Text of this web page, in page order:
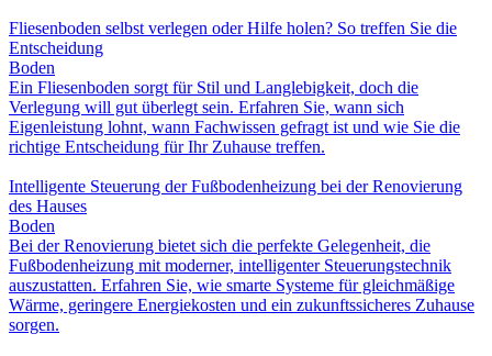
Fliesenboden selbst verlegen oder Hilfe holen? So treffen Sie die
Entscheidung
Boden
Ein Fliesenboden sorgt für Stil und Langlebigkeit, doch die
Verlegung will gut überlegt sein. Erfahren Sie, wann sich
Eigenleistung lohnt, wann Fachwissen gefragt ist und wie Sie die
richtige Entscheidung für Ihr Zuhause treffen.
Intelligente Steuerung der Fußbodenheizung bei der Renovierung
des Hauses
Boden
Bei der Renovierung bietet sich die perfekte Gelegenheit, die
Fußbodenheizung mit moderner, intelligenter Steuerungstechnik
auszustatten. Erfahren Sie, wie smarte Systeme für gleichmäßige
Wärme, geringere Energiekosten und ein zukunftssicheres Zuhause
sorgen.